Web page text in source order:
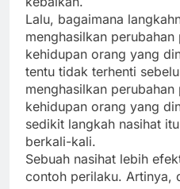
Lalu, bagaimana
menghasilkan
kehidupan orang yang
tentu tidak terhenti
menghasilkan
kehidupan orang yang
sedikit langkah nasihat
berkali-kali.
Sebuah nasihat lebih
contoh perilaku. Artinya,